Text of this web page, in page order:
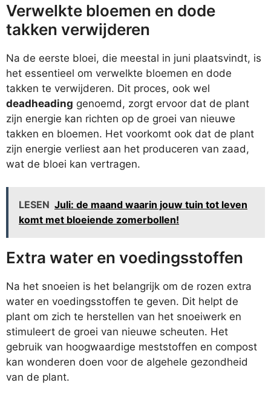
Verwelkte bloemen en dode
takken verwijderen
Na de eerste bloei, die meestal in juni plaatsvindt, is
het essentieel om verwelkte bloemen en dode
takken te verwijderen. Dit proces, ook wel
deadheading genoemd, zorgt ervoor dat de plant
zijn energie kan richten op de groei van nieuwe
takken en bloemen. Het voorkomt ook dat de plant
zijn energie verliest aan het produceren van zaad,
wat de bloei kan vertragen.
LESEN Juli: de maand waarin jouw tuin tot leven
komt met bloeiende zomerbollen!
Extra water en voedingsstoffen
Na het snoeien is het belangrijk om de rozen extra
water en voedingsstoffen te geven. Dit helpt de
plant om zich te herstellen van het snoeiwerk en
stimuleert de groei van nieuwe scheuten. Het
gebruik van hoogwaardige meststoffen en compost
kan wonderen doen voor de algehele gezondheid
van de plant.